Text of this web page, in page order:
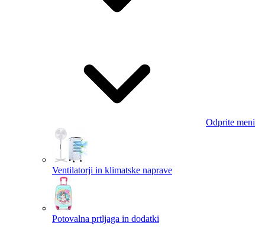
Odprite meni
Ventilatorji in klimatske naprave
Potovalna prtljaga in dodatki